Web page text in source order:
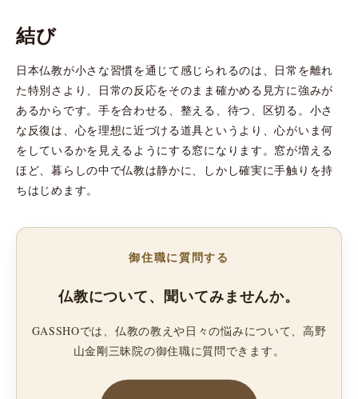
結び
日本仏教が小さな習慣を通じて感じられるのは、日常を離れ
た特別さより、日常の反応をそのまま確かめる見方に強みが
あるからです。手を合わせる、整える、待つ、区切る。小さ
な反復は、心を理想に近づける道具というより、心がいま何
をしているかを見えるようにする窓になります。窓が増える
ほど、暮らしの中で仏教は静かに、しかし確実に手触りを持
ちはじめます。
御住職に質問する
仏教について、聞いてみませんか。
GASSHOでは、仏教の教えや日々の悩みについて、高野
山金剛三昧院の御住職に質問できます。